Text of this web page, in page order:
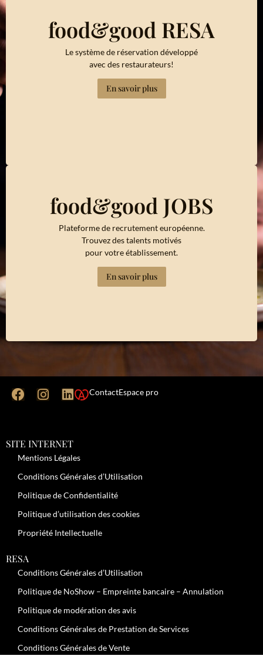
food&good RESA
Le système de réservation développé
avec des restaurateurs!
En savoir plus
food&good JOBS
Plateforme de recrutement européenne.
Trouvez des talents motivés
pour votre établissement.
En savoir plus
ContactEspace pro
SITE INTERNET
Mentions Légales
Conditions Générales d’Utilisation
Politique de Confidentialité
Politique d’utilisation des cookies
Propriété Intellectuelle
RESA
Conditions Générales d’Utilisation
Politique de NoShow – Empreinte bancaire – Annulation
Politique de modération des avis
Conditions Générales de Prestation de Services
Conditions Générales de Vente